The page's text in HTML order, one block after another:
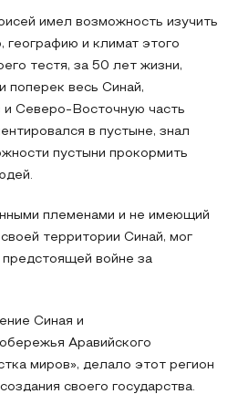
имел возможность изучить
географию и климат этого
тестя, за 50 лет жизни,
поперек весь Синай,
и Северо-Восточную часть
в пустыне, знал
пустыни прокормить
племенами и не имеющий
территории Синай, мог
предстоящей войне за
Синая и
Аравийского
миров», делало этот регион
своего государства.